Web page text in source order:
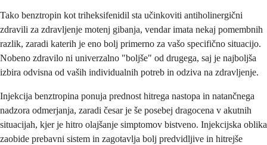
Tako benztropin kot triheksifenidil sta učinkoviti antiholinergični
zdravili za zdravljenje motenj gibanja, vendar imata nekaj pomembnih
razlik, zaradi katerih je eno bolj primerno za vašo specifično situacijo.
Nobeno zdravilo ni univerzalno "boljše" od drugega, saj je najboljša
izbira odvisna od vaših individualnih potreb in odziva na zdravljenje.
Injekcija benztropina ponuja prednost hitrega nastopa in natančnega
nadzora odmerjanja, zaradi česar je še posebej dragocena v akutnih
situacijah, kjer je hitro olajšanje simptomov bistveno. Injekcijska oblika
zaobide prebavni sistem in zagotavlja bolj predvidljive in hitrejše